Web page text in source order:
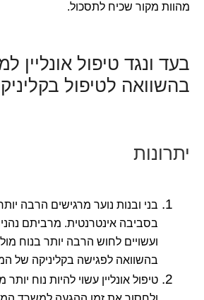
מהוות מקור שכיח לתסכול.
בעד ונגד טיפול אונליין
בהשוואה לטיפול
יתרונות
בני ובנות נוער מרגישים הרבה
בסביבה אינטרנטית. מרביתם
ועשויים לחוש הרבה יותר בנוח
בהשוואה לפגישה בקליניקה של
טיפול אונליין עשוי להיות נוח